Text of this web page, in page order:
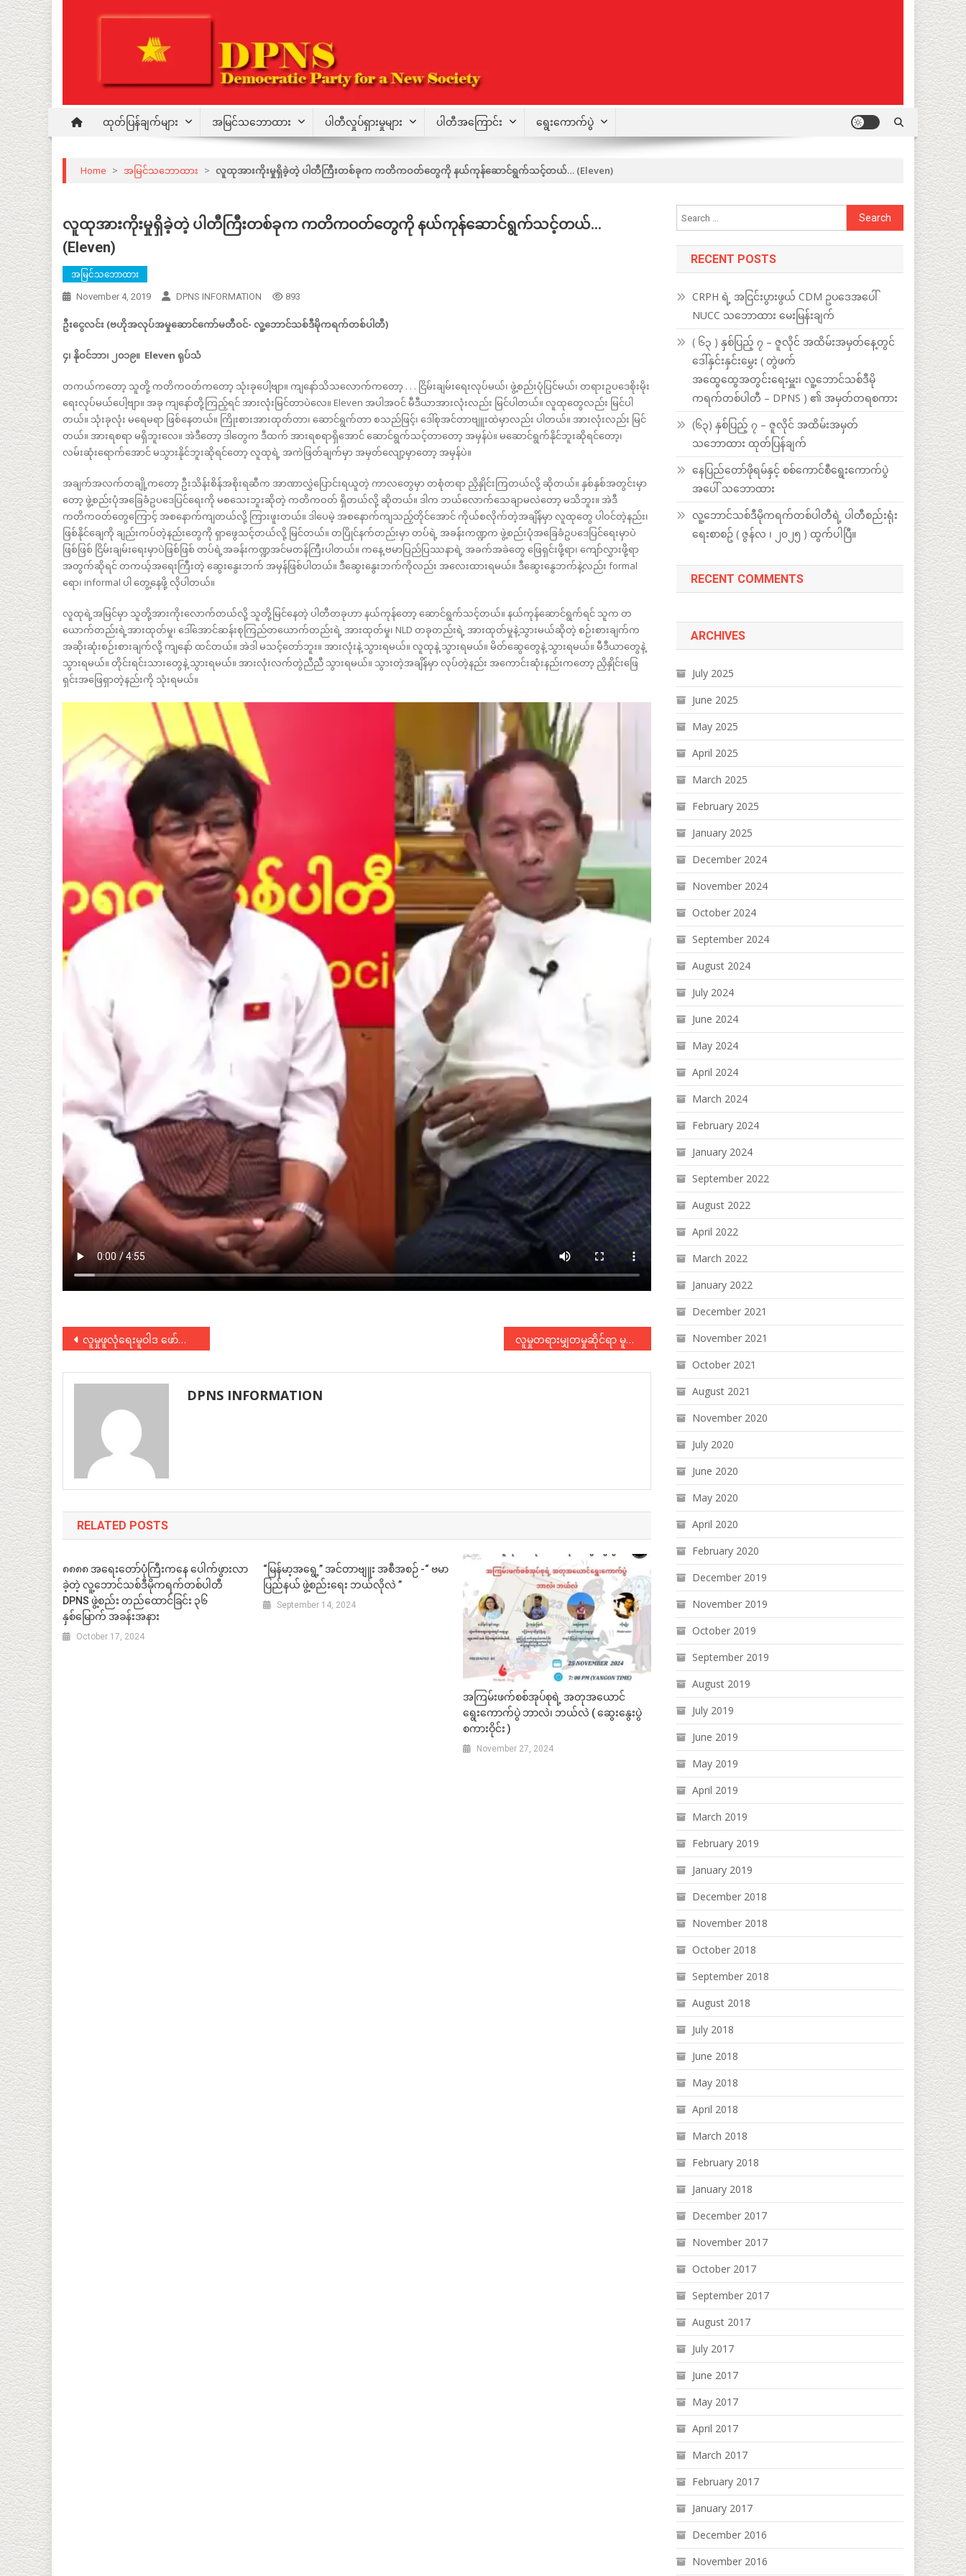
content
DPNS
Democratic Party for a New Society
ထုတ်ပြန်ချက်များ အမြင်သဘောထား ပါတီလှုပ်ရှားမှုများ ပါတီအကြောင်း ရွေးကောက်ပွဲ
Home > အမြင်သဘောထား > လူထုအားကိုးမှုရှိခဲ့တဲ့ ပါတီကြီးတစ်ခုက ကတိကဝတ်တွေကို နယ်ကုန်ဆောင်ရွက်သင့်တယ်… (Eleven)
လူထုအားကိုးမှုရှိခဲ့တဲ့ ပါတီကြီးတစ်ခုက ကတိကဝတ်တွေကို နယ်ကုန်ဆောင်ရွက်သင့်တယ်…
(Eleven)
အမြင်သဘောထား
November 4, 2019 DPNS INFORMATION 893
ဦးငွေလင်း (ဗဟိုအလုပ်အမှုဆောင်ကော်မတီဝင်- လူ့ဘောင်သစ်ဒီမိုကရက်တစ်ပါတီ)
၄၊ နိုဝင်ဘာ၊ ၂၀၁၉။ Eleven ရုပ်သံ
တကယ်ကတော့ သူတို့ ကတိကဝတ်ကတော့ သုံးခုပေါ့ဗျာ။ ကျနော်သိသလောက်ကတော့ . . . ငြိမ်းချမ်းရေးလုပ်မယ်၊ ဖွဲ့စည်းပုံပြင်မယ်၊ တရားဥပဒေစိုးမိုး
ရေးလုပ်မယ်ပေါ့ဗျာ။ အခု ကျနော်တို့ကြည့်ရင် အားလုံးမြင်တာပဲလေ။ Eleven အပါအဝင် မီဒီယာအားလုံးလည်း မြင်ပါတယ်။ လူထုတွေလည်း မြင်ပါ
တယ်။ သုံးခုလုံး မရေမရာ ဖြစ်နေတယ်။ ကြိုးစားအားထုတ်တာ၊ ဆောင်ရွက်တာ စသည်ဖြင့်၊ ဒေါ်စုအင်တာဗျူးထဲမှာလည်း ပါတယ်။ အားလုံးလည်း မြင်
တယ်။ အားရစရာ မရှိဘူးလေ။ အဲဒီတော့ ဒါတွေက ဒီထက် အားရစရာရှိအောင် ဆောင်ရွက်သင့်တာတော့ အမှန်ပဲ။ မဆောင်ရွက်နိုင်ဘူးဆိုရင်တော့၊
လမ်းဆုံးရောက်အောင် မသွားနိုင်ဘူးဆိုရင်တော့ လူထုရဲ့ အကဲဖြတ်ချက်မှာ အမှတ်လျော့မှာတော့ အမှန်ပဲ။
အချက်အလက်တချို့ကတော့ ဦးသိန်းစိန်အစိုးရဆီက အာဏာလွှဲပြောင်းရယူတဲ့ ကာလတွေမှာ တစုံတရာ ညှိနှိုင်းကြတယ်လို့ ဆိုတယ်။ နှစ်နှစ်အတွင်းမှာ
တော့ ဖွဲ့စည်းပုံအခြေခံဥပဒေပြင်ရေးကို မစသေးဘူးဆိုတဲ့ ကတိကဝတ် ရှိတယ်လို့ ဆိုတယ်။ ဒါက ဘယ်လောက်သေချာမလဲတော့ မသိဘူး။ အဲဒီ
ကတိကဝတ်တွေကြောင့် အစနောက်ကျတယ်လို့ ကြားဖူးတယ်။ ဒါပေမဲ့ အစနောက်ကျသည့်တိုင်အောင် ကိုယ်စလိုက်တဲ့အချိန်မှာ လူထုတွေ ပါဝင်တဲ့နည်း၊
ဖြစ်နိုင်ချေကို ချည်းကပ်တဲ့နည်းတွေကို ရှာဖွေသင့်တယ်လို့ မြင်တယ်။ တပြိုင်နက်တည်းမှာ တပ်ရဲ့ အခန်းကဏ္ဍက ဖွဲ့စည်းပုံအခြေခံဥပဒေပြင်ရေးမှာပဲ
ဖြစ်ဖြစ် ငြိမ်းချမ်းရေးမှာပဲဖြစ်ဖြစ် တပ်ရဲ့အခန်းကဏ္ဍအင်မတန်ကြီးပါတယ်။ ကနေ့ ဗမာပြည်ပြဿနာရဲ့ အခက်အခဲတွေ ဖြေရှင်းဖို့ရာ၊ ကျော်လွှားဖို့ရာ
အတွက်ဆိုရင် တကယ့်အရေးကြီးတဲ့ ဆွေးနွေးဘက် အမှန်ဖြစ်ပါတယ်။ ဒီဆွေးနွေးဘက်ကိုလည်း အလေးထားရမယ်။ ဒီဆွေးနွေဘက်နဲ့လည်း formal
ရော၊ informal ပါ တွေ့နေဖို့ လိုပါတယ်။
လူထုရဲ့အမြင်မှာ သူတို့အားကိုးလောက်တယ်လို့ သူတို့မြင်နေတဲ့ ပါတီတခုဟာ နယ်ကုန်တော့ ဆောင်ရွက်သင့်တယ်။ နယ်ကုန်ဆောင်ရွက်ရင် သူက တ
ယောက်တည်းရဲ့အားထုတ်မှု၊ ဒေါ်အောင်ဆန်းစုကြည်တယောက်တည်းရဲ့ အားထုတ်မှု၊ NLD တခုတည်းရဲ့ အားထုတ်မှုနဲ့သွားမယ်ဆိုတဲ့ စဉ်းစားချက်က
အဆိုးဆုံးစဉ်းစားချက်လို့ ကျနော် ထင်တယ်။ အဲဒါ မသင့်တော်ဘူး။ အားလုံးနဲ့ သွားရမယ်။ လူထုနဲ့ သွားရမယ်။ မိတ်ဆွေတွေနဲ့ သွားရမယ်။ မီဒီယာတွေနဲ့
သွားရမယ်။ တိုင်းရင်းသားတွေနဲ့ သွားရမယ်။ အားလုံးလက်တွဲညီညီ သွားရမယ်။ သွားတဲ့အချိန်မှာ လုပ်တဲ့နည်း အကောင်းဆုံးနည်းကတော့ ညှိနှိုင်းဖြေ
ရှင်းအဖြေရှာတဲ့နည်းကို သုံးရမယ်။
Post
navigation
လူမှုဖူလုံရေးမူဝါဒ ဖော်ဆောင်ရေးဆွေးနွေးပွဲ ပြုလုပ် လူမှုတရားမျှတမှုဆိုင်ရာ မူဝါဒအကြံပြုချက်များ ဆွေးနွေးပွဲ
DPNS INFORMATION
RELATED POSTS
၈၈၈၈ အရေးတော်ပုံကြီးကနေ ပေါက်ဖွားလာ
ခဲ့တဲ့ လူ့ဘောင်သစ်ဒီမိုကရက်တစ်ပါတီ
DPNS ဖွဲ့စည်း တည်ထောင်ခြင်း ၃၆
နှစ်မြောက် အခန်းအနား
October 17, 2024
“မြန်မာ့အရွေ့” အင်တာဗျူး အစီအစဉ် -“ ဗမာ
ပြည်နယ် ဖွဲ့စည်းရေး ဘယ်လိုလဲ ”
September 14, 2024
အကြမ်းဖက်စစ်အုပ်စုရဲ့ အတုအယောင်
ရွေးကောက်ပွဲ ဘာလဲ၊ ဘယ်လဲ ( ဆွေးနွေးပွဲ
စကားဝိုင်း )
November 27, 2024
Search
for:
RECENT POSTS
CRPH ရဲ့ အငြင်းပွားဖွယ် CDM ဥပဒေအပေါ်
NUCC သဘောထား မေးမြန်းချက်
( ၆၃ ) နှစ်ပြည့် ၇ – ဇူလိုင် အထိမ်းအမှတ်နေ့တွင်
ဒေါ်နှင်းနှင်းမွှေး ( တွဲဖက်
အထွေထွေအတွင်းရေးမှူး၊ လူ့ဘောင်သစ်ဒီမို
ကရက်တစ်ပါတီ – DPNS ) ၏ အမှတ်တရစကား
(၆၃) နှစ်ပြည့် ၇ – ဇူလိုင် အထိမ်းအမှတ်
သဘောထား ထုတ်ပြန်ချက်
နေပြည်တော်ဖိုရမ်နှင့် စစ်ကောင်စီရွေးကောက်ပွဲ
အပေါ် သဘောထား
လူ့ဘောင်သစ်ဒီမိုကရက်တစ်ပါတီရဲ့ ပါတီစည်းရုံး
ရေးစာစဥ် ( ဇွန်လ ၊ ၂၀၂၅ ) ထွက်ပါပြီ။
RECENT COMMENTS
ARCHIVES
July 2025
June 2025
May 2025
April 2025
March 2025
February 2025
January 2025
December 2024
November 2024
October 2024
September 2024
August 2024
July 2024
June 2024
May 2024
April 2024
March 2024
February 2024
January 2024
September 2022
August 2022
April 2022
March 2022
January 2022
December 2021
November 2021
October 2021
August 2021
November 2020
July 2020
June 2020
May 2020
April 2020
February 2020
December 2019
November 2019
October 2019
September 2019
August 2019
July 2019
June 2019
May 2019
April 2019
March 2019
February 2019
January 2019
December 2018
November 2018
October 2018
September 2018
August 2018
July 2018
June 2018
May 2018
April 2018
March 2018
February 2018
January 2018
December 2017
November 2017
October 2017
September 2017
August 2017
July 2017
June 2017
May 2017
April 2017
March 2017
February 2017
January 2017
December 2016
November 2016